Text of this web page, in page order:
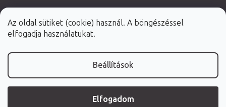
Az oldal sütiket (cookie) használ. A böngészéssel
elfogadja használatukat.
Beállítások
Elfogadom
Shoptet Premium készítette